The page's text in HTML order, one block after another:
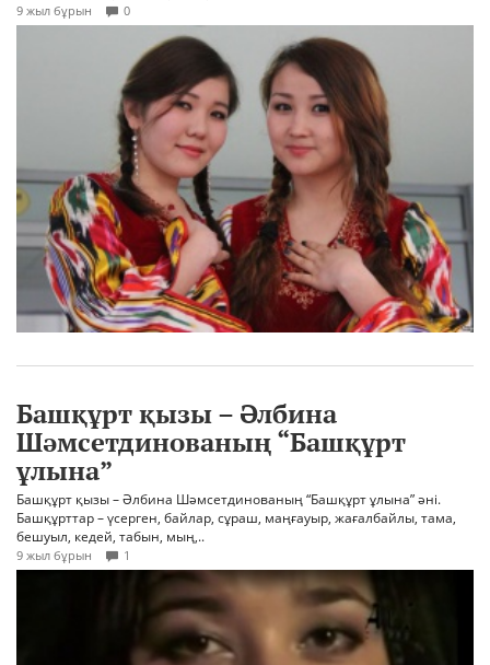
9 жыл бұрын 0
Башқұрт қызы – Әлбина
Шәмсетдинованың “Башқұрт
ұлына”
Башқұрт қызы – Әлбина Шәмсетдинованың “Башқұрт ұлына” әні.
Башқұрттар – үсерген, байлар, сұраш, маңғауыр, жағалбайлы, тама,
бешуыл, кедей, табын, мың,..
9 жыл бұрын 1